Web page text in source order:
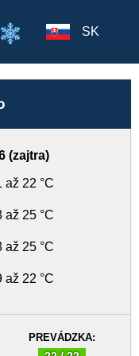
SK
do 20:00 hod.
(zajtra)
až 22 °C
až 25 °C
až 25 °C
až 22 °C
PREVÁDZKA: